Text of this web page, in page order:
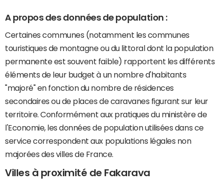
A propos des données de population :
Certaines communes (notamment les communes
touristiques de montagne ou du littoral dont la population
permanente est souvent faible) rapportent les différents
éléments de leur budget à un nombre d'habitants
"majoré" en fonction du nombre de résidences
secondaires ou de places de caravanes figurant sur leur
territoire. Conformément aux pratiques du ministère de
l'Economie, les données de population utilisées dans ce
service correspondent aux populations légales non
majorées des villes de France.
Villes à proximité de Fakarava